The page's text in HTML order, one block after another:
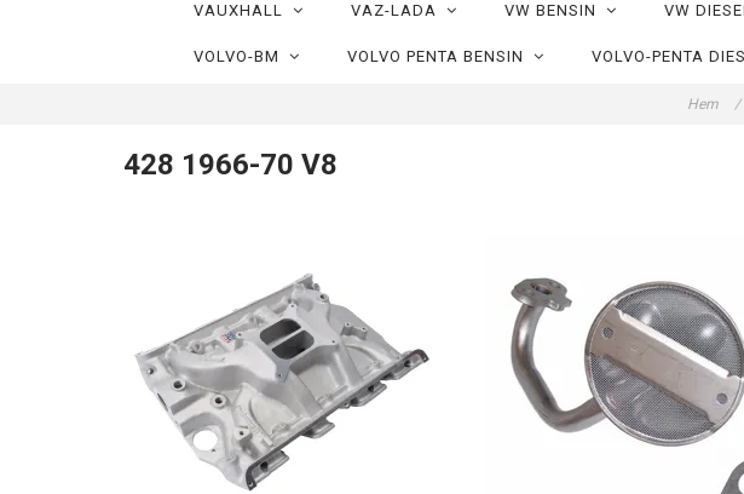
VAUXHALL VAZ-LADA VW BENSIN VW
VOLVO-BM VOLVO PENTA BENSIN VOLVO-PENTA
Hem /
428 1966-70 V8